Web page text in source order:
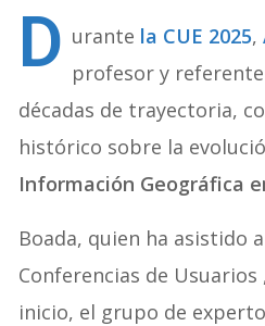
D urante la CUE 2025,
profesor y
décadas de trayectoria,
histórico sobre la
Información Geográfica
Boada, quien ha asistido
Conferencias de
inicio, el grupo de